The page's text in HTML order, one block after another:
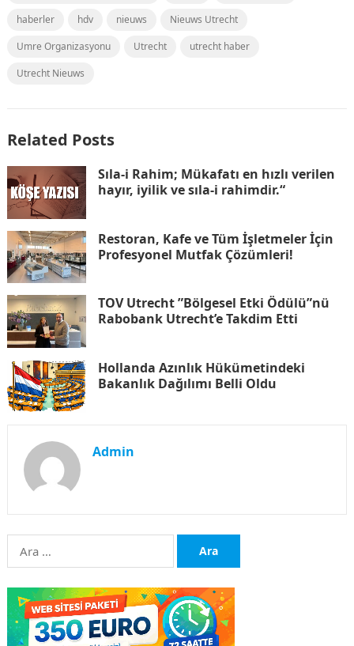
haberler
hdv nieuws
Nieuws Utrecht
Umre Organizasyonu
Utrecht
utrecht haber
Utrecht Nieuws
Related Posts
Sıla-i Rahim; Mükafatı en hızlı verilen
hayır, iyilik ve sıla-i rahimdir.“
Restoran, Kafe ve Tüm İşletmeler İçin
Profesyonel Mutfak Çözümleri!
TOV Utrecht ”Bölgesel Etki Ödülü”nü
Rabobank Utrecht’e Takdim Etti
Hollanda Azınlık Hükümetindeki
Bakanlık Dağılımı Belli Oldu
Admin
Arama: